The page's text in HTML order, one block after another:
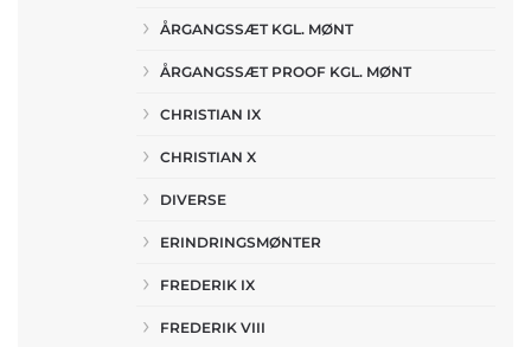
ÅRGANGSSÆT KGL. MØNT
ÅRGANGSSÆT PROOF KGL. MØNT
CHRISTIAN IX
CHRISTIAN X
DIVERSE
ERINDRINGSMØNTER
FREDERIK IX
FREDERIK VIII